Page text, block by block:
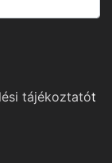
tájékoztatót